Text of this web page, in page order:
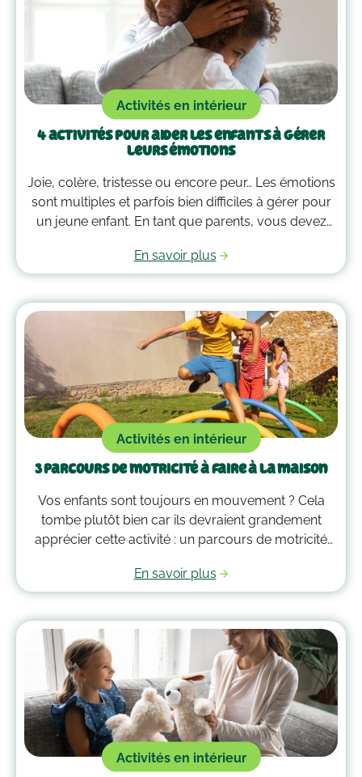
Activités en intérieur
4 activités pour aider les enfants à gérer
leurs émotions
Joie, colère, tristesse ou encore peur… Les émotions
sont multiples et parfois bien difficiles à gérer pour
un jeune enfant. En tant que parents, vous devez
plus d’un tour dans votre sac pour les
accompagner. Voici quelques outils qui peuvent
vous guider dans la gestion des émotions de vos
enfants !
En savoir plus
Activités en intérieur
3 parcours de motricité à faire à la maison
Vos enfants sont toujours en mouvement ? Cela
tombe plutôt bien car ils devraient grandement
apprécier cette activité : un parcours de motricité
qui vous guideront pour savoir comment faire un
parcours de motricité à la maison !
En savoir plus
Activités en intérieur